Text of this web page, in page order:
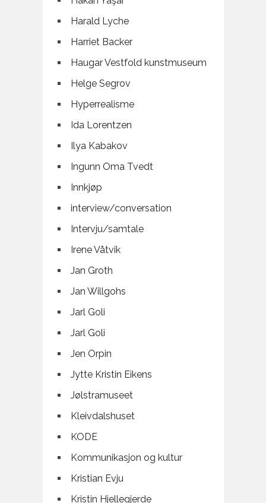
Harald Lyche
Harriet Backer
Haugar Vestfold kunstmuseum
Helge Segrov
Hyperrealisme
Ida Lorentzen
Ilya Kabakov
Ingunn Oma Tvedt
Innkjøp
interview/conversation
Intervju/samtale
Irene Våtvik
Jan Groth
Jan Willgohs
Jarl Goli
Jarl Goli
Jen Orpin
Jytte Kristin Eikens
Jølstramuseet
Kleivdalshuset
KODE
Kommunikasjon og kultur
Kristian Evju
Kristin Hjellegjerde